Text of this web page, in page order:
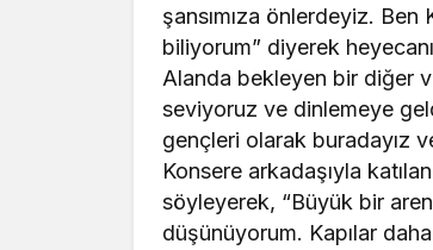
şansımıza önlerdeyiz. Ben
biliyorum” diyerek
Alanda bekleyen bir diğer
seviyoruz ve dinlemeye
gençleri olarak buradayız
Konsere arkadaşıyla
söyleyerek, “Büyük bir
düşünüyorum. Kapılar